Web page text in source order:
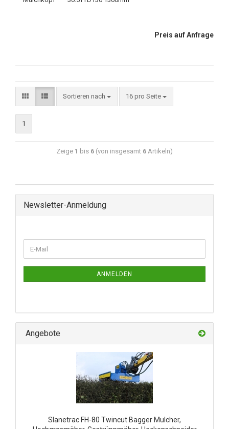
Preis auf Anfrage
Sortieren nach 16 pro Seite
1
Zeige 1 bis 6 (von insgesamt 6 Artikeln)
Newsletter-Anmeldung
ANMELDEN
Angebote
Slanetrac FH-80 Twincut Bagger Mulcher,